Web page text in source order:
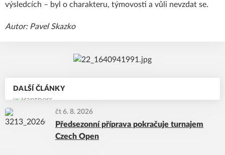
DALŠÍ ČLÁNKY
čt 6. 8. 2026
Předsezonní příprava pokračuje turnajem
Czech Open
výsledcích – byl o charakteru, týmovosti a vůli nevzdat se.
Autor: Pavel Skazko